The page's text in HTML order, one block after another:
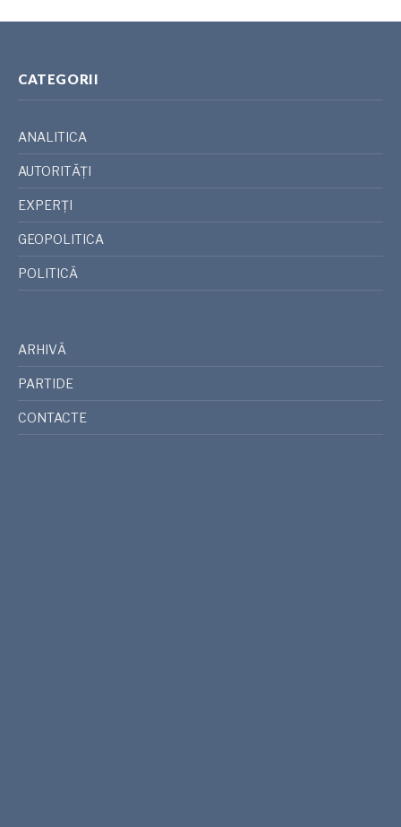
CATEGORII
ANALITICA
AUTORITĂȚI
EXPERȚI
GEOPOLITICA
POLITICĂ
ARHIVĂ
PARTIDE
CONTACTE